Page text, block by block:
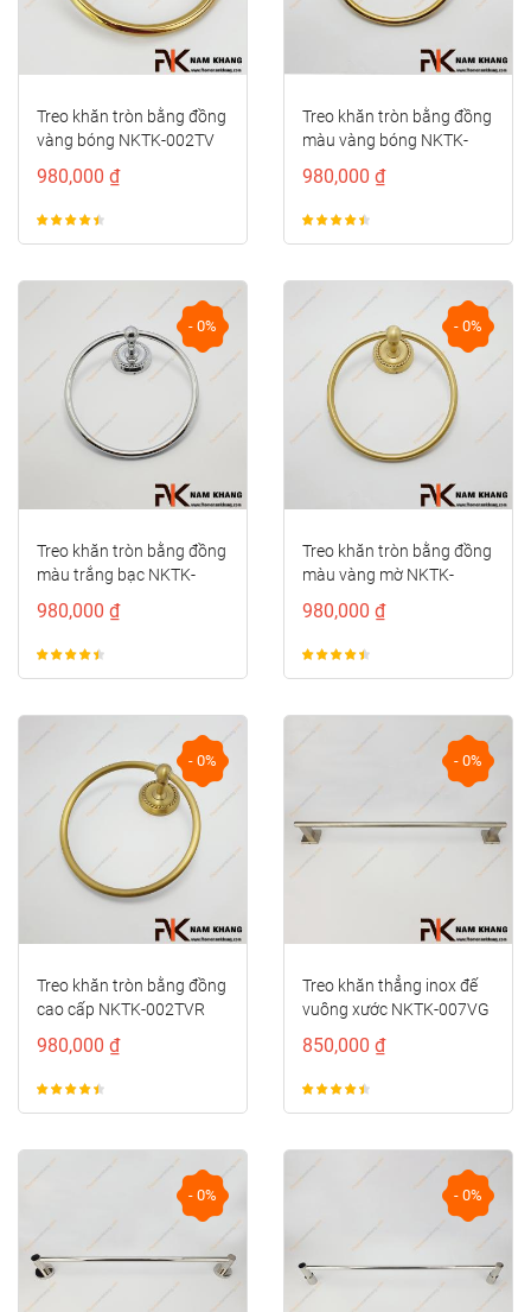
Treo khăn tròn bằng đồng
vàng bóng NKTK-002TV
980,000 ₫
Treo khăn tròn bằng đồng
màu vàng bóng NKTK-
980,000 ₫
- 0%
Treo khăn tròn bằng đồng
màu trắng bạc NKTK-
980,000 ₫
- 0%
Treo khăn tròn bằng đồng
màu vàng mờ NKTK-
980,000 ₫
- 0%
Treo khăn tròn bằng đồng
cao cấp NKTK-002TVR
980,000 ₫
- 0%
Treo khăn thẳng inox đế
vuông xước NKTK-007VG
850,000 ₫
- 0% - 0%